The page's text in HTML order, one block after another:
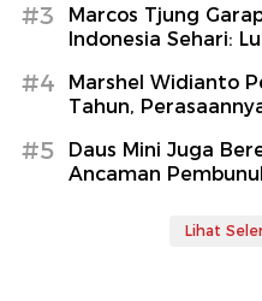
#3
Marcos Tjung
Indonesia Sehari:
#4
Marshel Widianto
Tahun,
#5
Daus Mini Juga
Ancaman
Lihat